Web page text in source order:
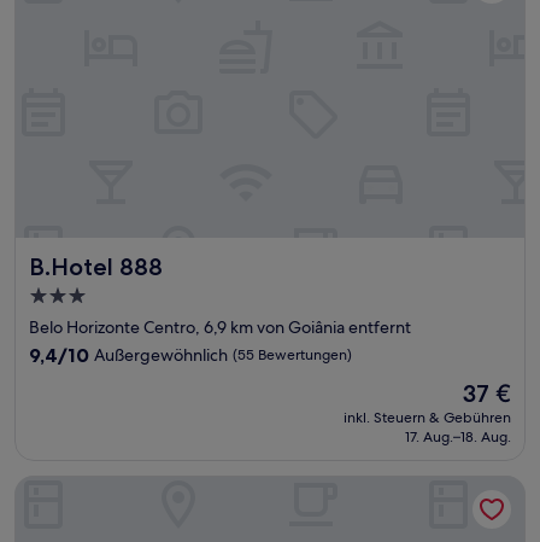
B.Hotel 888
B.Hotel 888
3.0-
Sterne-
Unterkunft
Belo Horizonte Centro, 6,9 km von Goiânia entfernt
9.4
9,4/10 Außergewöhnlich (55 Bewertungen)
Der
Preis
beträgt
37 €
inkl. Steuern & Gebühren
17. Aug.–18. Aug.